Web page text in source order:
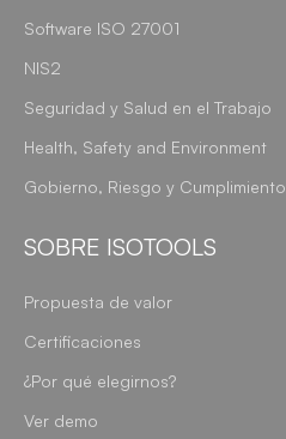
Software ISO 27001
NIS2
Seguridad y Salud en el Trabajo
Health, Safety and Environment
Gobierno, Riesgo y Cumplimiento
SOBRE ISOTOOLS
Propuesta de valor
Certificaciones
¿Por qué elegirnos?
Ver demo